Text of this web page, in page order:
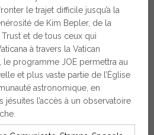
le trajet difficile jusqu’à la
de Kim Bepler, de la
et de tous ceux qui
à travers la Vatican
le programme JOE permettra au
et plus vaste partie de l’Église
astronomique, en
jésuites l’accès à un observatoire